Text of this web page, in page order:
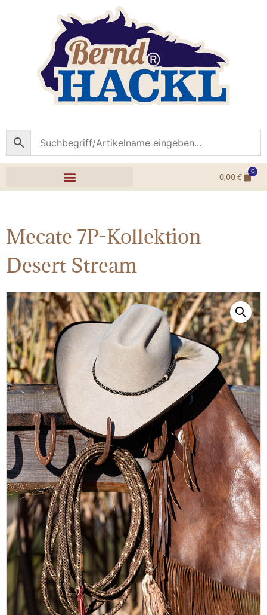
0,00€
0
Mecate 7P-Kollektion
Desert Stream